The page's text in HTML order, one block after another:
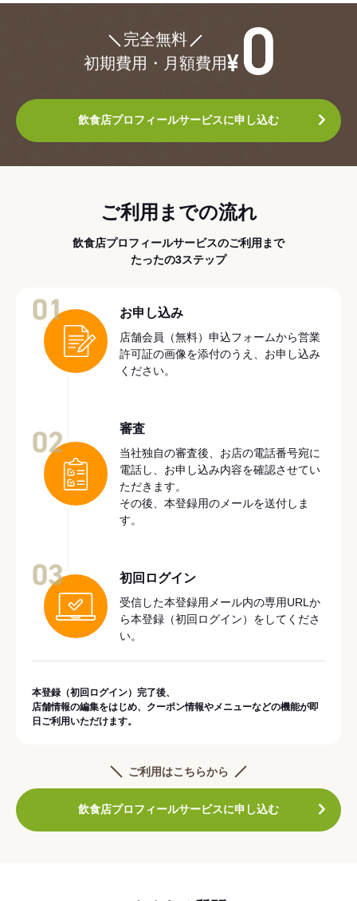
完全無料
初期費用・月額費用
飲食店プロフィールサービスに申し込む
ご利用までの流れ
飲食店プロフィールサービスのご利用まで
たったの3ステップ
お申し込み
店舗会員（無料）申込フォームから営業
許可証の画像を添付のうえ、お申し込み
ください。
審査
当社独自の審査後、お店の電話番号宛に
電話し、お申し込み内容を確認させてい
ただきます。
その後、本登録用のメールを送付しま
す。
初回ログイン
受信した本登録用メール内の専用URLか
ら本登録（初回ログイン）をしてくださ
い。
本登録（初回ログイン）完了後、
店舗情報の編集をはじめ、クーポン情報やメニューなどの機能が即
日ご利用いただけます。
ご利用はこちらから
飲食店プロフィールサービスに申し込む